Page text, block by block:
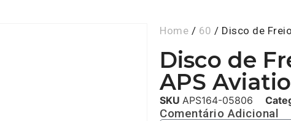
Home / 60 / Disco de
Disco de
APS
SKU APS164-05806
Comentário Adicional